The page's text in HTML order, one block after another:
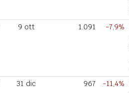
9 ott 1.091 -7,9%
31 dic 967 -11,4%